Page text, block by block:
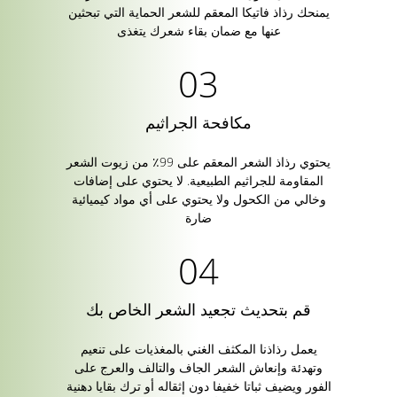
يمنحك رذاذ فاتيكا المعقم للشعر الحماية التي تبحثين
عنها مع ضمان بقاء شعرك يتغذى
مكافحة الجراثيم
يحتوي رذاذ الشعر المعقم على 99٪ من زيوت الشعر
المقاومة للجراثيم الطبيعية. لا يحتوي على إضافات
وخالي من الكحول ولا يحتوي على أي مواد كيميائية
ضارة
قم بتحديث تجعيد الشعر الخاص بك
يعمل رذاذنا المكثف الغني بالمغذيات على تنعيم
وتهدئة وإنعاش الشعر الجاف والتالف والعرج على
الفور ويضيف ثباتا خفيفا دون إثقاله أو ترك بقايا دهنية